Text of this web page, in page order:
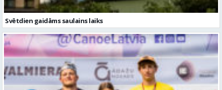
Svētdien gaidāms saulains laiks